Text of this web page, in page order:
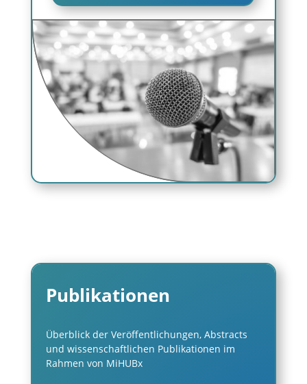
Publikationen
Überblick der Veröffentlichungen, Abstracts
und wissenschaftlichen Publikationen im
Rahmen von MiHUBx